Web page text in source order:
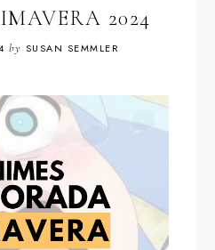
2024
by SUSAN SEMMLER